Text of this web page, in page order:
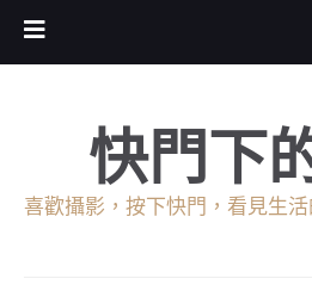
快門下
喜歡攝影，按下快門，看見生